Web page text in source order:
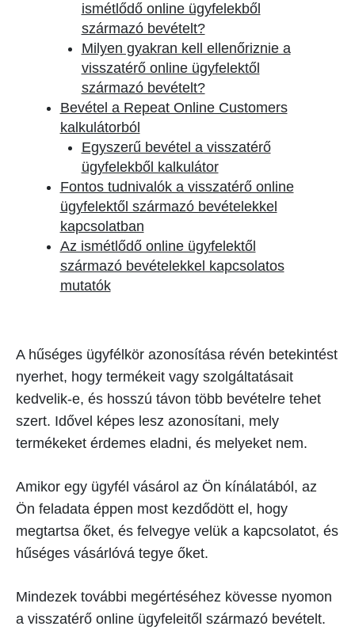
ismétlődő online ügyfelekből
származó bevételt?
Milyen gyakran kell ellenőriznie a
visszatérő online ügyfelektől
származó bevételt?
Bevétel a Repeat Online Customers
kalkulátorból
Egyszerű bevétel a visszatérő
ügyfelekből kalkulátor
Fontos tudnivalók a visszatérő online
ügyfelektől származó bevételekkel
kapcsolatban
Az ismétlődő online ügyfelektől
származó bevételekkel kapcsolatos
mutatók
A hűséges ügyfélkör azonosítása révén betekintést
nyerhet, hogy termékeit vagy szolgáltatásait
kedvelik-e, és hosszú távon több bevételre tehet
szert. Idővel képes lesz azonosítani, mely
termékeket érdemes eladni, és melyeket nem.
Amikor egy ügyfél vásárol az Ön kínálatából, az
Ön feladata éppen most kezdődött el, hogy
megtartsa őket, és felvegye velük a kapcsolatot, és
hűséges vásárlóvá tegye őket.
Mindezek további megértéséhez kövesse nyomon
a visszatérő online ügyfeleitől származó bevételt.